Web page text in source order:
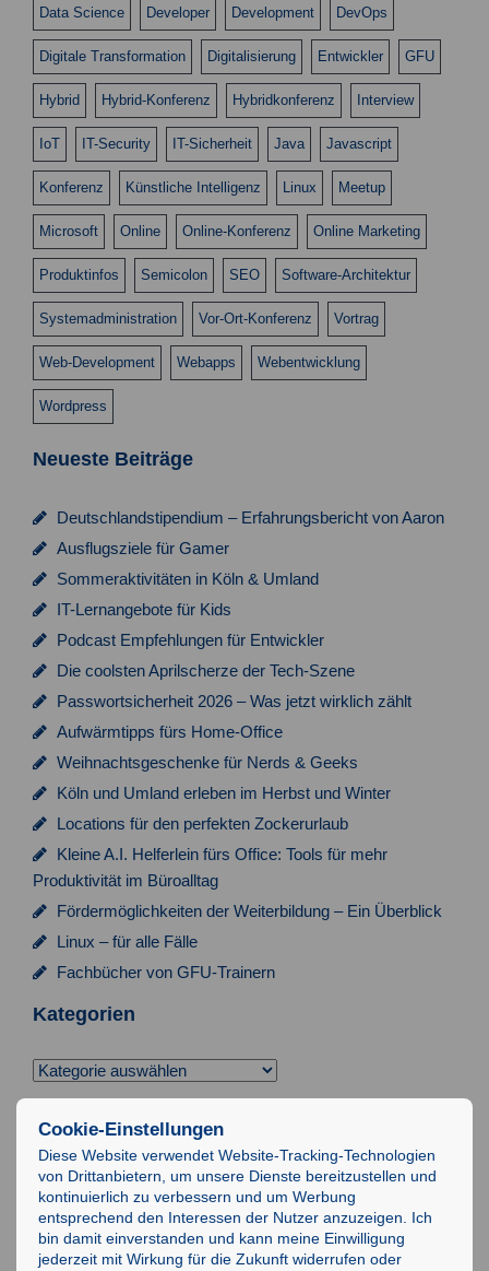
Data Science Developer Development DevOps
Digitale Transformation Digitalisierung Entwickler GFU
Hybrid Hybrid-Konferenz Hybridkonferenz Interview
IoT IT-Security IT-Sicherheit Java Javascript
Konferenz Künstliche Intelligenz Linux Meetup
Microsoft Online Online-Konferenz Online Marketing
Produktinfos Semicolon SEO Software-Architektur
Systemadministration Vor-Ort-Konferenz Vortrag
Web-Development Webapps Webentwicklung
Wordpress
Neueste Beiträge
Deutschlandstipendium – Erfahrungsbericht von Aaron
Ausflugsziele für Gamer
Sommeraktivitäten in Köln & Umland
IT-Lernangebote für Kids
Podcast Empfehlungen für Entwickler
Die coolsten Aprilscherze der Tech-Szene
Passwortsicherheit 2026 – Was jetzt wirklich zählt
Aufwärmtipps fürs Home-Office
Weihnachtsgeschenke für Nerds & Geeks
Köln und Umland erleben im Herbst und Winter
Locations für den perfekten Zockerurlaub
Kleine A.I. Helferlein fürs Office: Tools für mehr
Produktivität im Büroalltag
Fördermöglichkeiten der Weiterbildung – Ein Überblick
Linux – für alle Fälle
Fachbücher von GFU-Trainern
Kategorien
Kategorien
nach:
Impressum
Datenschutz
AGB
Cookie-Einstellungen
Diese Website verwendet Website-Tracking-Technologien
von Drittanbietern, um unsere Dienste bereitzustellen und
kontinuierlich zu verbessern und um Werbung
entsprechend den Interessen der Nutzer anzuzeigen. Ich
bin damit einverstanden und kann meine Einwilligung
jederzeit mit Wirkung für die Zukunft widerrufen oder